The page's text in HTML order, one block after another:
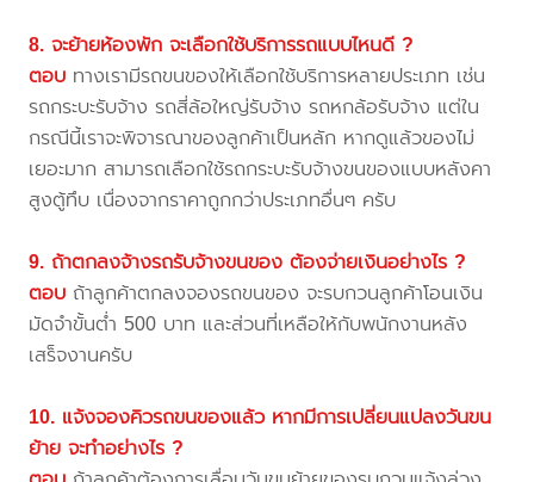
8. จะย้ายห้องพัก จะเลือกใช้บริการรถแบบไหนดี ?
ตอบ ทางเรามีรถขนของให้เลือกใช้บริการหลายประเภท เช่น
รถกระบะรับจ้าง รถสี่ล้อใหญ่รับจ้าง รถหกล้อรับจ้าง แต่ใน
กรณีนี้เราจะพิจารณาของลูกค้าเป็นหลัก หากดูแล้วของไม่
เยอะมาก สามารถเลือกใช้รถกระบะรับจ้างขนของแบบหลังคา
สูงตู้ทึบ เนื่องจากราคาถูกกว่าประเภทอื่นๆ ครับ
9. ถ้าตกลงจ้างรถรับจ้างขนของ ต้องจ่ายเงินอย่างไร ?
ตอบ ถ้าลูกค้าตกลงจองรถขนของ จะรบกวนลูกค้าโอนเงิน
มัดจำขั้นต่ำ 500 บาท และส่วนที่เหลือให้กับพนักงานหลัง
เสร็จงานครับ
10. แจ้งจองคิวรถขนของแล้ว หากมีการเปลี่ยนแปลงวันขน
ย้าย จะทำอย่างไร ?